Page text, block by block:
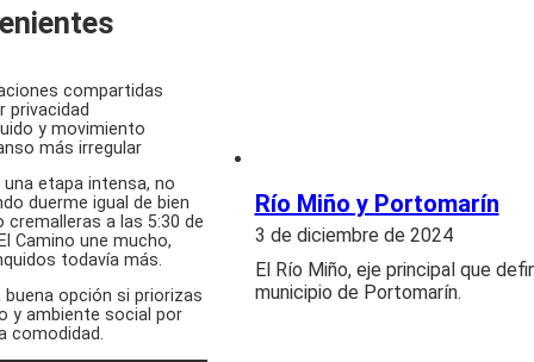
compartidas
privacidad
y movimiento
más irregular
una etapa intensa, no
duerme igual de bien
cremalleras a las 5:30 de
Camino une mucho,
todavía más.
buena opción si priorizas
y ambiente social por
comodidad.
Río Miño y Portomarín
3 de diciembre de 2024
El Río Miño, eje principal que
municipio de Portomarín.